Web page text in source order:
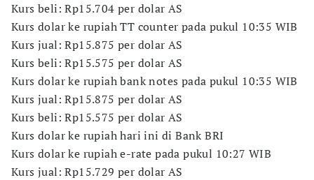
Kurs beli: Rp15.704 per dolar AS
Kurs dolar ke rupiah TT counter pada pukul 10:35 WIB
Kurs jual: Rp15.875 per dolar AS
Kurs beli: Rp15.575 per dolar AS
Kurs dolar ke rupiah bank notes pada pukul 10:35 WIB
Kurs jual: Rp15.875 per dolar AS
Kurs beli: Rp15.575 per dolar AS
Kurs dolar ke rupiah hari ini di Bank BRI
Kurs dolar ke rupiah e-rate pada pukul 10:27 WIB
Kurs jual: Rp15.729 per dolar AS